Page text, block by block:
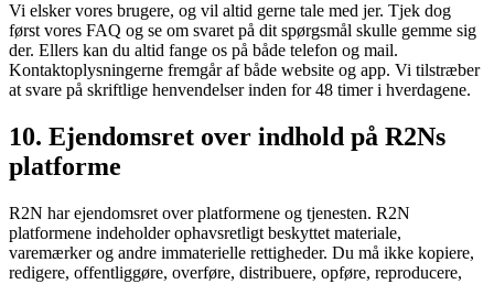
Vi elsker vores brugere, og vil altid gerne tale med jer. Tjek dog
først vores FAQ og se om svaret på dit spørgsmål skulle gemme sig
der. Ellers kan du altid fange os på både telefon og mail.
Kontaktoplysningerne fremgår af både website og app. Vi tilstræber
at svare på skriftlige henvendelser inden for 48 timer i hverdagene.
10. Ejendomsret over indhold på R2Ns
platforme
R2N har ejendomsret over platformene og tjenesten. R2N
platformene indeholder ophavsretligt beskyttet materiale,
varemærker og andre immaterielle rettigheder. Du må ikke kopiere,
redigere, offentliggøre, overføre, distribuere, opføre, reproducere,